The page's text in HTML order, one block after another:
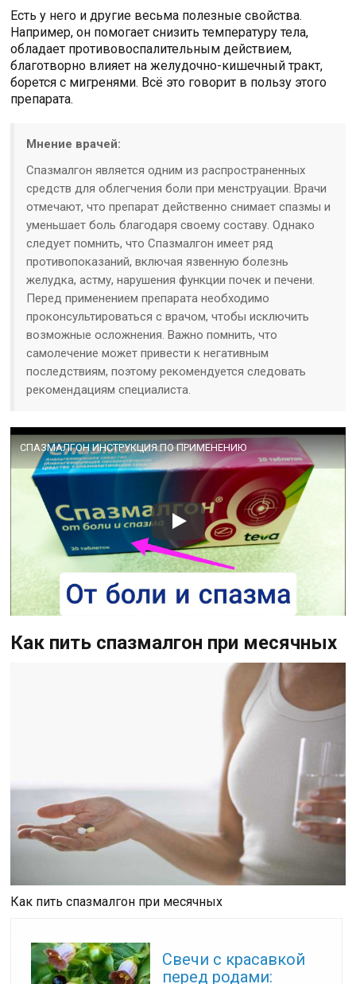
Есть у него и другие весьма полезные свойства.
Например, он помогает снизить температуру тела,
обладает противовоспалительным действием,
благотворно влияет на желудочно-кишечный тракт,
борется с мигренями. Всё это говорит в пользу этого
препарата.
Мнение врачей:
Спазмалгон является одним из распространенных
средств для облегчения боли при менструации. Врачи
отмечают, что препарат действенно снимает спазмы и
уменьшает боль благодаря своему составу. Однако
следует помнить, что Спазмалгон имеет ряд
противопоказаний, включая язвенную болезнь
желудка, астму, нарушения функции почек и печени.
Перед применением препарата необходимо
проконсультироваться с врачом, чтобы исключить
возможные осложнения. Важно помнить, что
самолечение может привести к негативным
последствиям, поэтому рекомендуется следовать
рекомендациям специалиста.
СПАЗМАЛГОН ИНСТРУКЦИЯ ПО ПРИМЕНЕНИЮ
Как пить спазмалгон при месячных
Как пить спазмалгон при месячных
Свечи с красавкой
перед родами: